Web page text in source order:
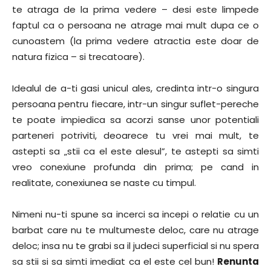
te atraga de la prima vedere – desi este limpede
faptul ca o persoana ne atrage mai mult dupa ce o
cunoastem (la prima vedere atractia este doar de
natura fizica – si trecatoare).
Idealul de a-ti gasi unicul ales, credinta intr-o singura
persoana pentru fiecare, intr-un singur suflet-pereche
te poate impiedica sa acorzi sanse unor potentiali
parteneri potriviti, deoarece tu vrei mai mult, te
astepti sa „stii ca el este alesul”, te astepti sa simti
vreo conexiune profunda din prima; pe cand in
realitate, conexiunea se naste cu timpul.
Nimeni nu-ti spune sa incerci sa incepi o relatie cu un
barbat care nu te multumeste deloc, care nu atrage
deloc; insa nu te grabi sa il judeci superficial si nu spera
sa stii si sa simti imediat ca el este cel bun! Renunta